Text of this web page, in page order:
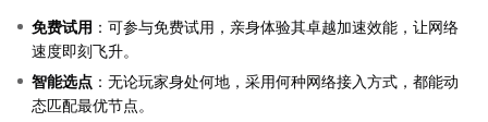
免费试用 ：可参与免费试用，亲身体验其卓越加速效能，让网络
速度即刻飞升。
智能选点 ：无论玩家身处何地，采用何种网络接入方式，都能动
态匹配最优节点。